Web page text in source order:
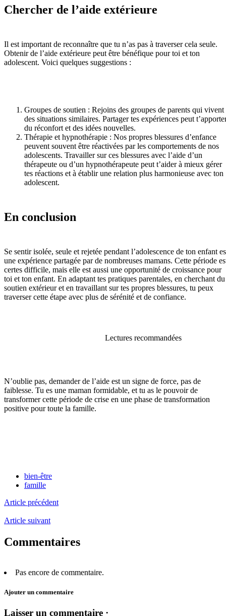
Chercher de l’aide extérieure
Il est important de reconnaître que tu n’as pas à traverser cela seule.
Obtenir de l’aide extérieure peut être bénéfique pour toi et ton
adolescent. Voici quelques suggestions :
Groupes de soutien : Rejoins des groupes de parents qui vivent
des situations similaires. Partager tes expériences peut
du réconfort et des idées nouvelles.
Thérapie et hypnothérapie : Nos propres blessures d’enfance
peuvent souvent être réactivées par les comportements de nos
adolescents. Travailler sur ces blessures avec l’aide d’un
thérapeute ou d’un hypnothérapeute peut t’aider à mieux gérer
tes réactions et à établir une relation plus harmonieuse avec ton
adolescent.
En conclusion
Se sentir isolée, seule et rejetée pendant l’adolescence de ton enfant
une expérience partagée par de nombreuses mamans. Cette période
certes difficile, mais elle est aussi une opportunité de croissance pour
toi et ton enfant. En adaptant tes pratiques parentales, en cherchant du
soutien extérieur et en travaillant sur tes propres blessures, tu peux
traverser cette étape avec plus de sérénité et de confiance.
Lectures recommandées
N’oublie pas, demander de l’aide est un signe de force, pas de
faiblesse. Tu es une maman formidable, et tu as le pouvoir de
transformer cette période de crise en une phase de transformation
positive pour toute la famille.
bien-être
famille
Article précédent
Article suivant
Commentaires
Pas encore de commentaire.
Ajouter un commentaire
Laisser un commentaire ·